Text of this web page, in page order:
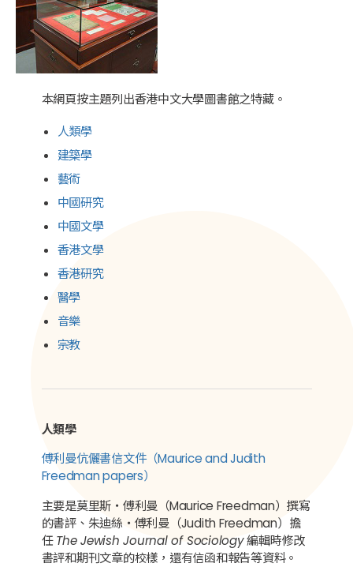
本網頁按主題列出香港中文大學圖書館之特藏。
人類學
建築學
藝術
中國研究
中國文學
香港文學
香港研究
醫學
音樂
宗教
人類學
傅利曼伉儷書信文件（Maurice and Judith
Freedman papers）
主要是莫里斯‧傅利曼（Maurice Freedman）撰寫
的書評、朱迪絲‧傅利曼（Judith Freedman）擔
任The Jewish Journal of Sociology編輯時修改
書評和期刊文章的校樣，還有信函和報告等資料。